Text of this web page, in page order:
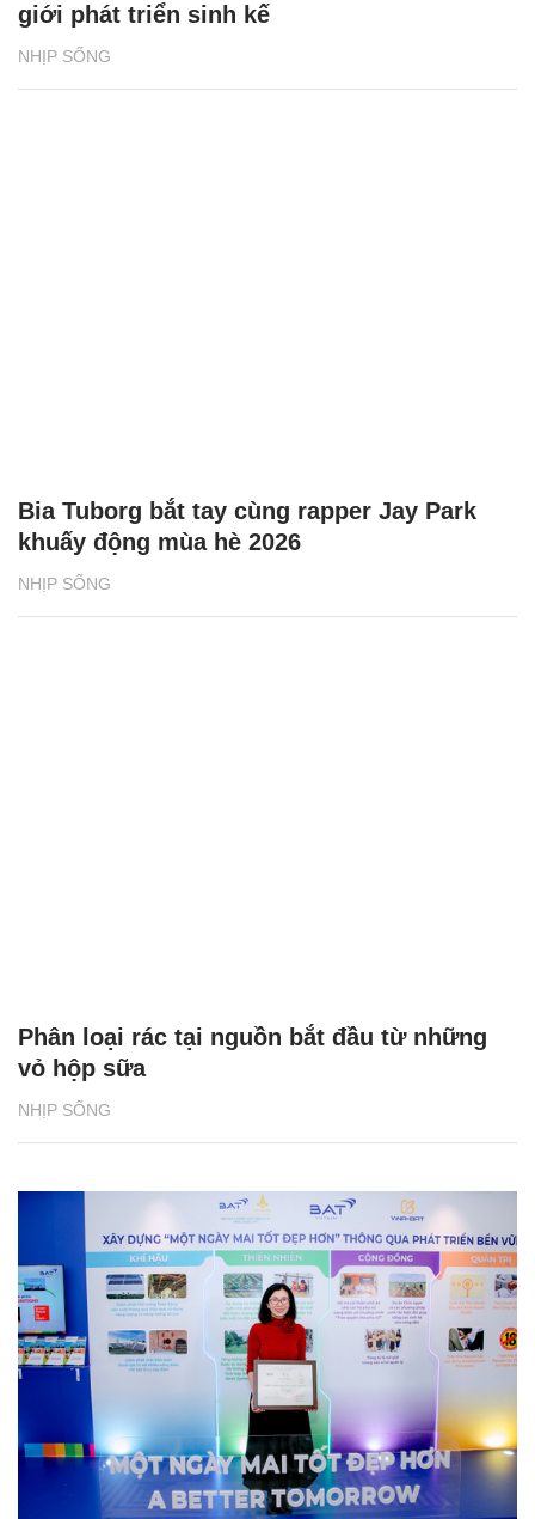
NHỊP SỐNG
giới phát triển sinh kế
NHỊP SỐNG
Bia Tuborg bắt tay cùng rapper Jay Park
khuấy động mùa hè 2026
NHỊP SỐNG
Phân loại rác tại nguồn bắt đầu từ những
vỏ hộp sữa